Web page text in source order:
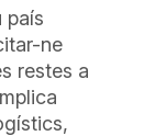
país
ne
restes a